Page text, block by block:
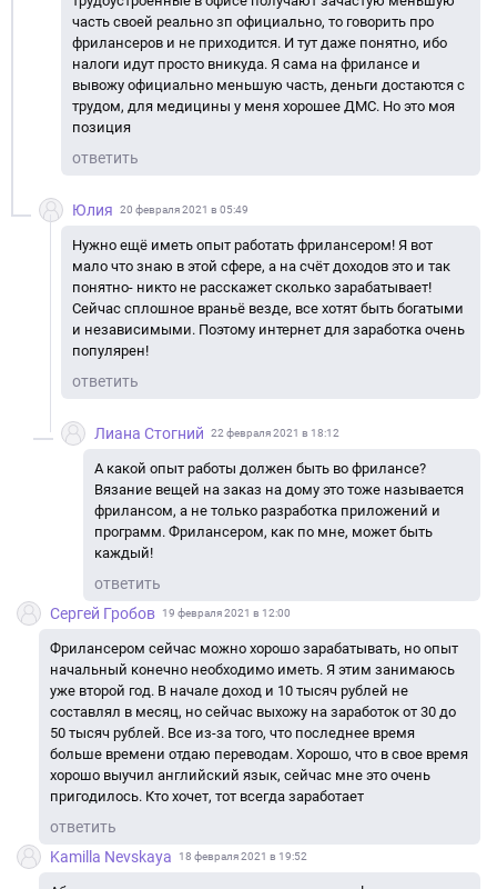
часть своей реально зп официально, то говорить про
фрилансеров и не приходится. И тут даже понятно, ибо
налоги идут просто вникуда. Я сама на фрилансе и
вывожу официально меньшую часть, деньги достаются с
трудом, для медицины у меня хорошее ДМС. Но это моя
позиция
ответить
Юлия 20 февраля 2021 в 05:49
Нужно ещё иметь опыт работать фрилансером! Я вот
мало что знаю в этой сфере, а на счёт доходов это и так
понятно- никто не расскажет сколько зарабатывает!
Сейчас сплошное враньё везде, все хотят быть богатыми
и независимыми. Поэтому интернет для заработка очень
популярен!
ответить
Лиана Стогний 22 февраля 2021 в 18:12
А какой опыт работы должен быть во фрилансе?
Вязание вещей на заказ на дому это тоже называется
фрилансом, а не только разработка приложений и
программ. Фрилансером, как по мне, может быть
каждый!
ответить
Сергей Гробов
19 февраля 2021 в 12:00
Фрилансером сейчас можно хорошо зарабатывать, но опыт
начальный конечно необходимо иметь. Я этим занимаюсь
уже второй год. В начале доход и 10 тысяч рублей не
составлял в месяц, но сейчас выхожу на заработок от 30 до
50 тысяч рублей. Все из-за того, что последнее время
больше времени отдаю переводам. Хорошо, что в свое время
хорошо выучил английский язык, сейчас мне это очень
пригодилось. Кто хочет, тот всегда заработает
ответить
Kamilla Nevskaya
18 февраля 2021 в 19:52